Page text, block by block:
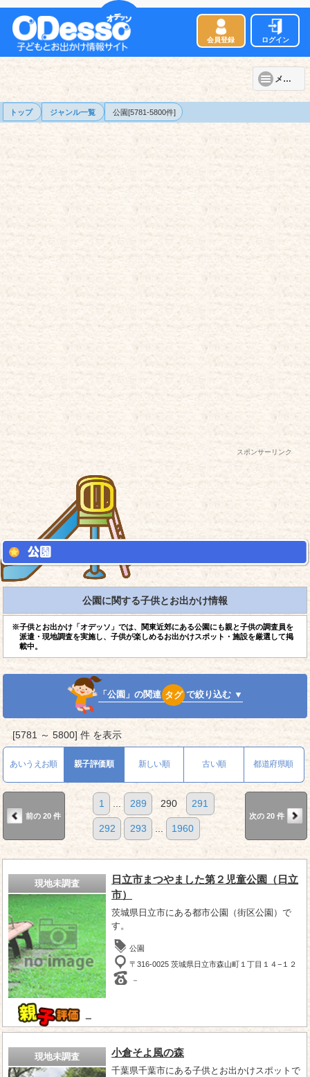
会員登録 ログイン
メニュー
トップ ジャンル一覧 公園[5781-5800件]
スポンサーリンク
公園に関する子供とお出かけ情報
※子供とお出かけ「オデッソ」では、関東近郊にある公園にも親と子供の調査員を
派遣・現地調査を実施し、子供が楽しめるお出かけスポット・施設を厳選して掲
載中。
「公園」の関連 タグ で絞り込む ▼
[5781 ～ 5800] 件 を表示
あいうえお順 親子評価順 新しい順 古い順 都道府県順
前の 20 件
1 ... 289 290 291
292 293 ... 1960
次の 20 件
現地未調査
－
日立市まつやました第２児童公園（日立
市）
茨城県日立市にある都市公園（街区公園）で
す。
公園
〒316-0025 茨城県日立市森山町１丁目１４−１２
－
現地未調査 小倉そよ風の森
千葉県千葉市にある子供とお出かけスポットで